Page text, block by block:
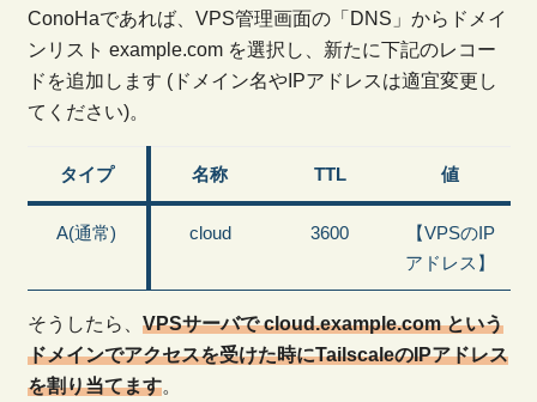
ConoHaであれば、VPS管理画面の「DNS」からドメイ
ンリスト example.com を選択し、新たに下記のレコー
ドを追加します (ドメイン名やIPアドレスは適宜変更し
てください)。
タイプ 名称 TTL 値
A(通常) cloud 3600
【VPSのIP
アドレス】
そうしたら、 VPSサーバで cloud.example.com という
ドメインでアクセスを受けた時にTailscaleのIPアドレス
を割り当てます。